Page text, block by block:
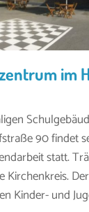
im
90 findet
statt.
Kirchenkreis.
Kinder- und